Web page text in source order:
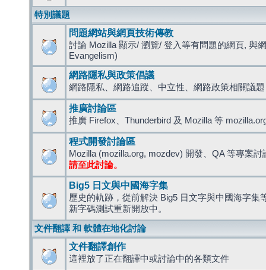
特別議題
問題網站與網頁技術傳教
討論 Mozilla 顯示/ 瀏覽/ 登入等有問題的網頁, 與
Evangelism)
網路隱私與政策倡議
網路隱私、網路追蹤、中立性、網路政策相關議題
推廣討論區
推廣 Firefox、Thunderbird 及 Mozilla 等
程式開發討論區
Mozilla (mozilla.org, mozdev) 開發、QA 等專案討
請至此討論。
Big5 日文與中國海字集
歷史的軌跡，從前解決 Big5 日文字與中國海字集
新字碼測試重新開放中。
文件翻譯 和 軟體在地化討論
文件翻譯創作
這裡放了正在翻譯中或討論中的各類文件